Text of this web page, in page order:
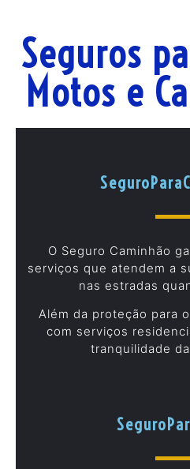
Seguros
Motos e
O Seguro Caminhão
serviços que atendem a
nas estradas
Além da proteção para
com serviços
tranquilidade